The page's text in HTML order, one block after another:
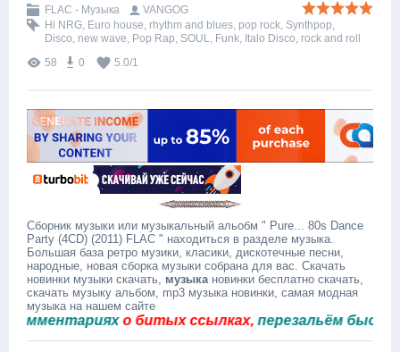
FLAC - Музыка
VANGOG
Hi NRG, Euro house, rhythm and blues, pop rock, Synthpop,
Disco, new wave, Pop Rap, SOUL, Funk, Italo Disco, rock and roll
58
0 5.0/1
Сборник музыки или музыкальный альобм " Pure... 80s Dance
Party (4CD) (2011) FLAC " находиться в разделе музыка.
Большая база ретро музики, класики, дискотечные песни,
народные, новая сборка музыки собрана для вас. Скачать
новинки музыки скачать, музыкановинки бесплатно скачать,
скачать музыку альбом, mp3 музыка новинки, самая модная
музыка на нашем сайте
о битых ссылках,перезальём быстро.